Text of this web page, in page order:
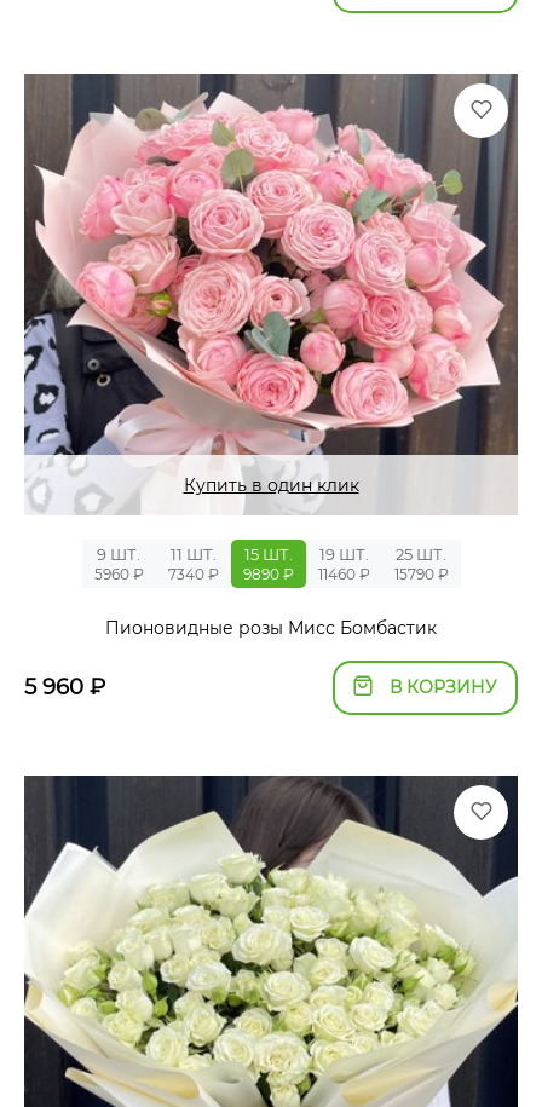
Купить в один клик
9 ШТ.
5960 ₽
11 ШТ.
7340 ₽
15 ШТ.
9890 ₽
19 ШТ.
11460 ₽
25 ШТ.
15790 ₽
Пионовидные розы Мисс Бомбастик
5 960 ₽ В КОРЗИНУ